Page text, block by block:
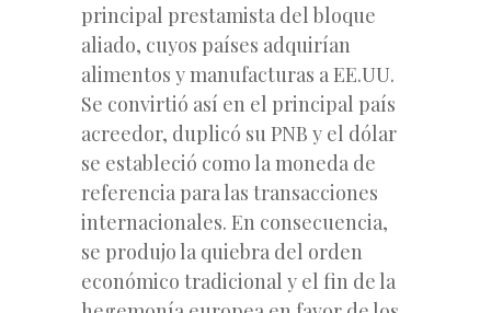
principal prestamista del bloque
aliado, cuyos países adquirían
alimentos y manufacturas a EE.UU.
Se convirtió así en el principal país
acreedor, duplicó su PNB y el dólar
se estableció como la moneda de
referencia para las transacciones
internacionales. En consecuencia,
se produjo la quiebra del orden
económico tradicional y el fin de la